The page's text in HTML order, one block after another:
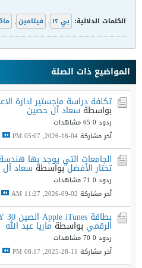
الكلمات الدلالية: بي ١٢ , فيتامين ,
المواضيع ذات الصلة
تكلفة دراسة ماجستير ادارة
بواسطةسعاد آل حصين
ردود 0
65 مشاهدات
آخر مشاركة04-16-2026, 05:07 PM
الجامعات التي يوجد بها
تختار الأفضلبواسطة سعاد
ردود 0
71 مشاهدات
آخر مشاركة 02-09-2026, 11:27 AM
الرقمي بواسطةماريا عبد الله
ردود 0
70 مشاهدات
آخر مشاركة 11-28-2025, 08:17 PM